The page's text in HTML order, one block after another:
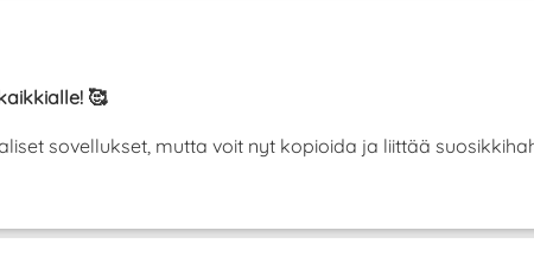
🥰
sovellukset, mutta voit nyt kopioida ja liittää